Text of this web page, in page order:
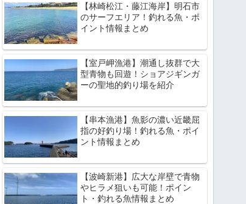
【林崎松江・藤江海岸】明石市
のサーフエリア！釣れる魚・ポ
イント情報まとめ
【室戸岬漁港】潮通し抜群で大
型青物も回遊！ショアジギンガ
ーの聖地的釣り場を紹介
【串本漁港】魚影の濃い近畿屈
指の好釣り場！釣れる魚・ポイ
ント情報まとめ
【波崎新港】広大な岸壁で青物
やヒラメ狙いも可能！ポイン
ト・釣れる魚情報まとめ